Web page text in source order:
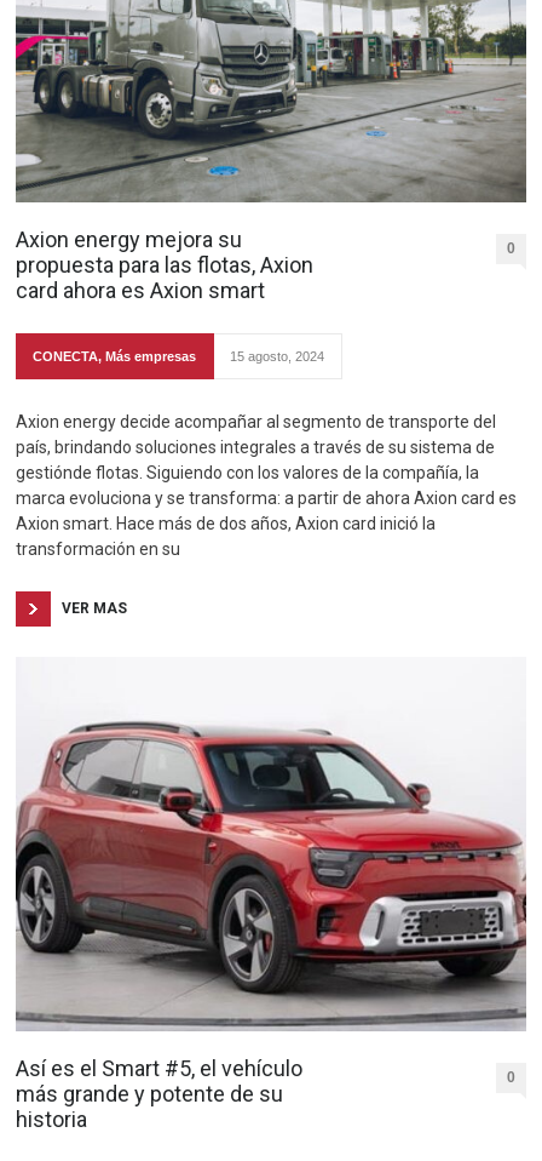
Axion energy mejora su
propuesta para las flotas, Axion
card ahora es Axion smart
0
CONECTA,Más empresas 15 agosto, 2024
Axion energy decide acompañar al segmento de transporte del
país, brindando soluciones integrales a través de su sistema de
gestiónde flotas. Siguiendo con los valores de la compañía, la
marca evoluciona y se transforma: a partir de ahora Axion card es
Axion smart. Hace más de dos años, Axion card inició la
transformación en su
VER MAS
Así es el Smart #5, el vehículo
más grande y potente de su
historia
0